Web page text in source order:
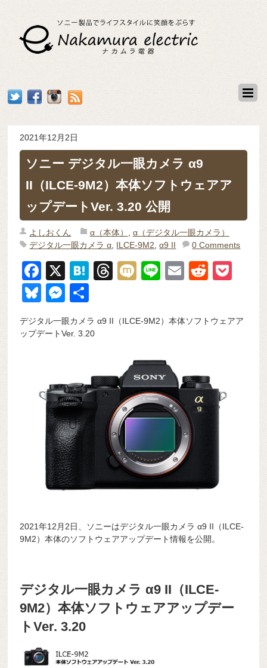
2021年12月2日
ソニー デジタル一眼カメラ α9
II（ILCE-9M2）本体ソフトウェアア
ップデートVer. 3.20 公開
よしおくん α（本体）
α（デジタル一眼カメラ）
デジタル一眼カメラ α ILCE-9M2 ,α9 II 0 Comments
F
a
c
e
o
k
X
H
n
T
a
M
Li
E
R
di et
Bl
e
M
e
ss
g
er
デジタル一眼カメラ α9 II（ILCE-9M2）本体ソフトウェアア
ップデートVer. 3.20
2021年12月2日、ソニーはデジタル一眼カメラ α9 II（ILCE-
9M2）本体のソフトウェアアップデート情報を公開。
デジタル一眼カメラ α9 II（ILCE-
9M2）本体ソフトウェアアップデー
トVer. 3.20